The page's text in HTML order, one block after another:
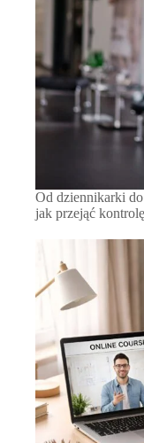
Od dziennikarki
jak przejąć